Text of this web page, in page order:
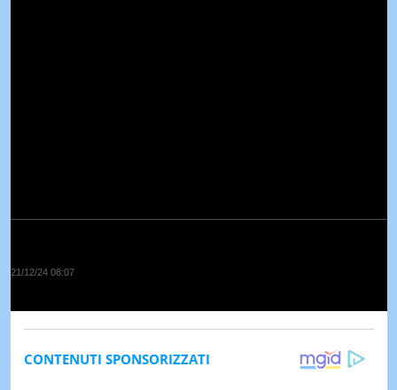
21/12/24 08:07